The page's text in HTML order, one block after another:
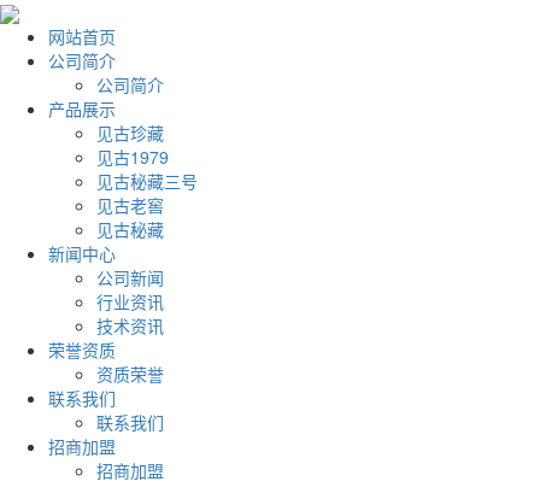
网站首页
公司简介
公司简介
产品展示
见古珍藏
见古1979
见古秘藏三号
见古老窖
见古秘藏
新闻中心
公司新闻
行业资讯
技术资讯
荣誉资质
资质荣誉
联系我们
联系我们
招商加盟
招商加盟